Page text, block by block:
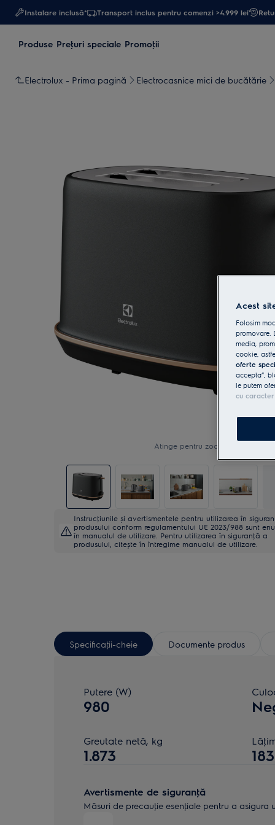
Instalare inclusă* Transport inclus pentru comenzi >4.999 lei
Produse Preţuri speciale Promoţii
Electrolux - Prima pagină Electrocasnice mici de bucătărie
Atinge pentru zoom
Instrucţiunile și avertismentele pentru utilizarea în
produsului conform regulamentului UE 2023/988 sunt
în manualul de utilizare. Pentru utilizarea în siguranţă a
produsului, citește în întregime manualul de utilizare.
Specificaţii-cheie Documente produs
Putere (W)
980
Greutate netă, kg
1.873
Avertismente de siguranţă
Măsuri de precauţie esenţiale pentru a asigura
Acest
Folosim
promovare.
media,
cookie,
oferte
accepta”,
le putem
cu